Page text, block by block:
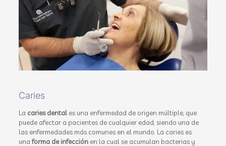
Caries
La caries dentales una enfermedad de origen múltiple, que
puede afectar a pacientes de cualquier edad, siendo una de
las enfermedades más comunes en el mundo. La caries es
unaforma de infecciónen la cual se acumulan bacterias y